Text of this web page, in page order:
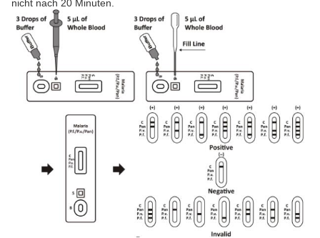
nicht nach 20 Minuten.